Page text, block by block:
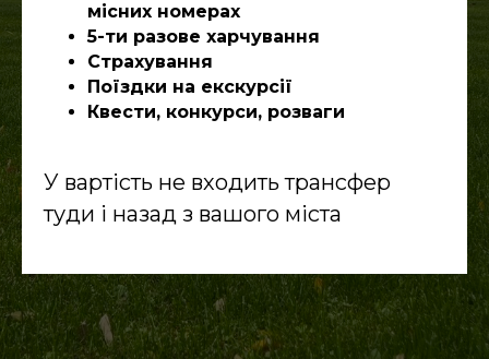
місних номерах
5-ти разове харчування
Страхування
Поїздки на екскурсії
Квести, конкурси, розваги
У вартість не входить трансфер
туди і назад з вашого міста